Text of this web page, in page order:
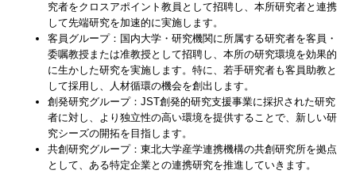
究者をクロスアポイント教員として招聘し、本所研究者と連携
して先端研究を加速的に実施します。
客員グループ：国内大学・研究機関に所属する研究者を客員・
委嘱教授または准教授として招聘し、本所の研究環境を効果的
に生かした研究を実施します。特に、若手研究者も客員助教と
して採用し、人材循環の機会を創出します。
創発研究グループ：JST創発的研究支援事業に採択された研究
者に対し、より独立性の高い環境を提供することで、新しい研
究シーズの開拓を目指します。
共創研究グループ：東北大学産学連携機構の共創研究所を拠点
として、ある特定企業との連携研究を推進していきます。